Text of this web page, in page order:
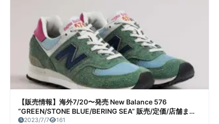
【販売情報】海外7/20〜発売 New Balance 576
“GREEN/STONE BLUE/BERING SEA” 販売/定価/店舗まと
め2023/7/7 161